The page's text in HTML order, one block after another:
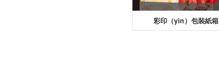
彩印（yìn）包裝紙箱